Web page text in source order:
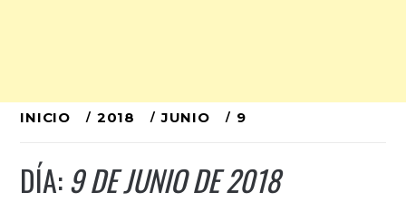
Ir
contenido
INICIO 2018 JUNIO 9
DÍA:9 DE JUNIO DE 2018